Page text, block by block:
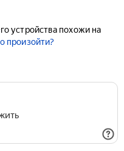
устройства похожи на
произойти?